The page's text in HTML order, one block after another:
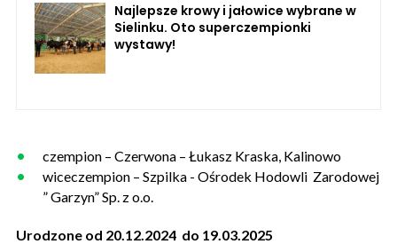
Najlepsze krowy i jałowice wybrane w
Sielinku. Oto superczempionki
wystawy!
czempion – Czerwona – Łukasz Kraska, Kalinowo
wiceczempion – Szpilka - Ośrodek Hodowli Zarodowej
” Garzyn” Sp. z o.o.
Urodzone od 20.12.2024 do 19.03.2025